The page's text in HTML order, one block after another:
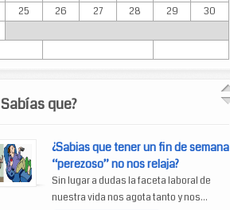
25 26 27 28 29
30
Sabías que?
¿Sabias que tener un fin de semana
“perezoso” no nos relaja?
Sin lugar a dudas la faceta laboral de
nuestra vida nos agota tanto y nos...